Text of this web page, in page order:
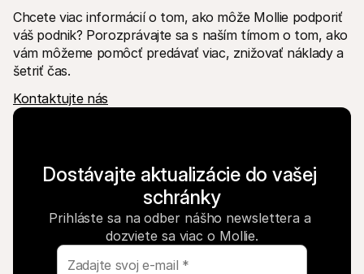
Chcete viac informácií o tom, ako môže Mollie podporiť
váš podnik? Porozprávajte sa s naším tímom o tom, ako
vám môžeme pomôcť predávať viac, znižovať náklady a
šetriť čas.
Kontaktujte nás
Dostávajte aktualizácie do vašej
schránky
Prihláste sa na odber nášho newslettera a
dozviete sa viac o Mollie.